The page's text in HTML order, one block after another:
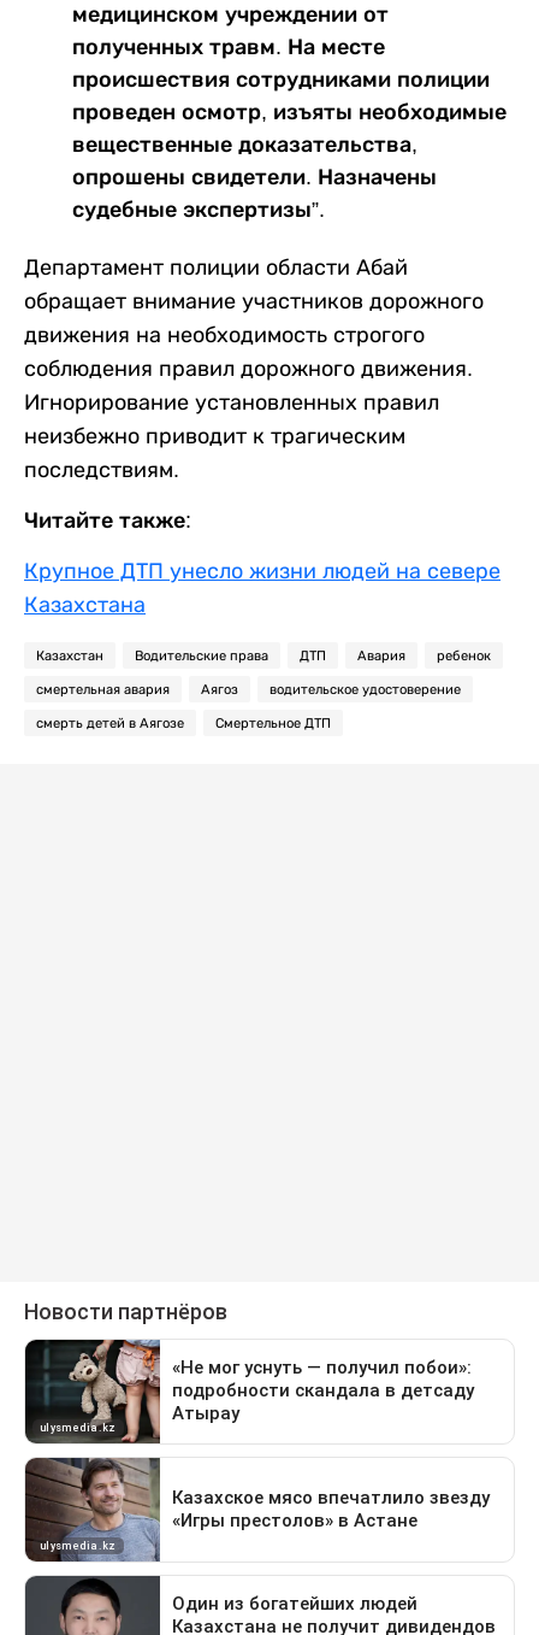
медицинском учреждении от
полученных травм. На месте
происшествия сотрудниками полиции
проведен осмотр, изъяты необходимые
вещественные доказательства,
опрошены свидетели. Назначены
судебные экспертизы”.
Департамент полиции области Абай
обращает внимание участников дорожного
движения на необходимость строгого
соблюдения правил дорожного движения.
Игнорирование установленных правил
неизбежно приводит к трагическим
последствиям.
Читайте также:
Крупное ДТП унесло жизни людей на севере
Казахстана
Казахстан Водительские права ДТП Авария ребенок
смертельная авария Аягоз водительское удостоверение
смерть детей в Аягозе Смертельное ДТП